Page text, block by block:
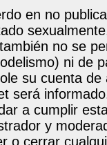
en no
no se
ni de
su cuenta
será
a cumplir
y
o cerrar